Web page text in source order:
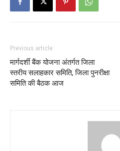
Previous article
मार्गदर्शी बैंक योजना अंतर्गत जिला
स्तरीय सलाहकार समिति, जिला पुनरीक्षा
समिति की बैठक आज